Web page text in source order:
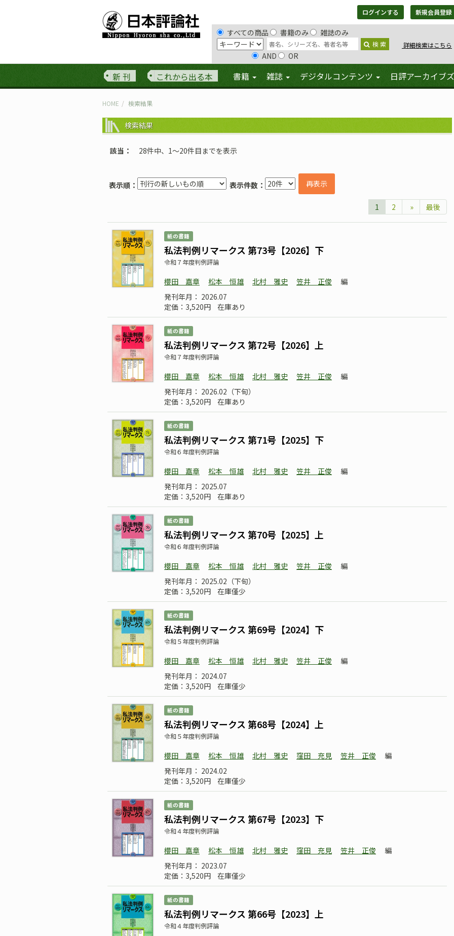
ログインする 新規会員登録
すべての商品 書籍のみ 雑誌のみ
検 索 詳細検索はこちら
AND OR
新 刊 これから出る本 書籍 雑誌 デジタルコンテンツ 日評アーカイブズ
HOME 検索結果
検索結果
該当 28件中、1〜20件目までを表示
表示順： 表示件数： 再表示
1 2 » 最後
紙の書籍
私法判例リマークス 第73号【2026】下
令和７年度判例評論
櫻田 嘉章 松本 恒雄 北村 雅史 笠井 正俊
編
発刊年月： 2026.07
定価：3,520円
在庫あり
紙の書籍
私法判例リマークス 第72号【2026】上
令和７年度判例評論
櫻田 嘉章 松本 恒雄 北村 雅史 笠井 正俊
編
発刊年月： 2026.02（下旬）
定価：3,520円
在庫あり
紙の書籍
私法判例リマークス 第71号【2025】下
令和６年度判例評論
櫻田 嘉章 松本 恒雄 北村 雅史 笠井 正俊
編
発刊年月： 2025.07
定価：3,520円
在庫あり
紙の書籍
私法判例リマークス 第70号【2025】上
令和６年度判例評論
櫻田 嘉章 松本 恒雄 北村 雅史 笠井 正俊
編
発刊年月： 2025.02（下旬）
定価：3,520円
在庫僅少
紙の書籍
私法判例リマークス 第69号【2024】下
令和５年度判例評論
櫻田 嘉章 松本 恒雄 北村 雅史 笠井 正俊
編
発刊年月： 2024.07
定価：3,520円
在庫僅少
紙の書籍
私法判例リマークス 第68号【2024】上
令和５年度判例評論
櫻田 嘉章 松本 恒雄 北村 雅史 窪田 充見 笠井 正俊
編
発刊年月： 2024.02
定価：3,520円
在庫僅少
紙の書籍
私法判例リマークス 第67号【2023】下
令和４年度判例評論
櫻田 嘉章 松本 恒雄 北村 雅史 窪田 充見 笠井 正俊
編
発刊年月： 2023.07
定価：3,520円
在庫僅少
紙の書籍
私法判例リマークス 第66号【2023】上
令和４年度判例評論